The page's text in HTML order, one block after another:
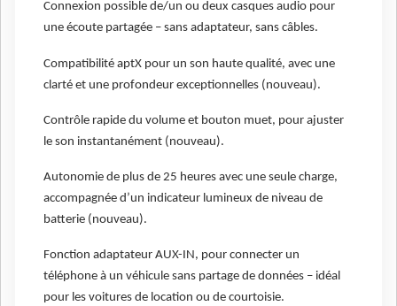
Connexion possible de/un ou deux casques audio pour
une écoute partagée – sans adaptateur, sans câbles.
Compatibilité aptX pour un son haute qualité, avec une
clarté et une profondeur exceptionnelles (nouveau).
Contrôle rapide du volume et bouton muet, pour ajuster
le son instantanément (nouveau).
Autonomie de plus de 25 heures avec une seule charge,
accompagnée d’un indicateur lumineux de niveau de
batterie (nouveau).
Fonction adaptateur AUX-IN, pour connecter un
téléphone à un véhicule sans partage de données – idéal
pour les voitures de location ou de courtoisie.